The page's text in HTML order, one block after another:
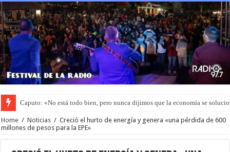
Arcor invertirá USD 3,8 millones en un parque solar y generará su propia
Home / Noticias / Creció el hurto de energía y genera «una pérdida de 600
millones de pesos para la EPE»